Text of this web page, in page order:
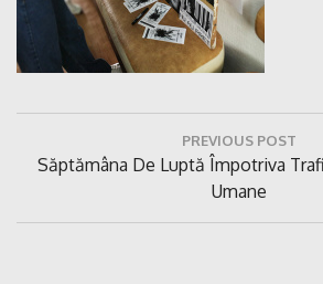
articole
PREVIOUS POST
Previous
Săptămâna De Luptă Împotriva
Umane